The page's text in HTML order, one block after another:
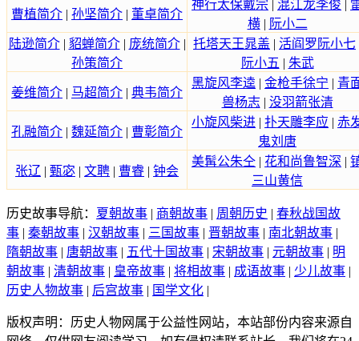
曹植简介 | 孙坚简介 | 董卓简介
神行太保戴宗 | 混江龙李俊 |
横| 阮小二
陆逊简介| 貂蝉简介| 庞统简介|
孙策简介
托塔天王晁盖 | 活阎罗阮小七
阮小五 | 朱武
姜维简介 | 马超简介 | 典韦简介
黑旋风李逵 | 金枪手徐宁 | 青
兽杨志| 没羽箭张清
孔融简介 | 魏延简介 | 曹彰简介
小旋风柴进 | 扑天雕李应 | 赤
鬼刘唐
张辽 | 甄宓 | 文聘 | 曹睿 | 钟会
美髯公朱仝 | 花和尚鲁智深 |
三山黄信
历史故事导航： 夏朝故事 | 商朝故事 | 周朝历史 | 春秋战国故
事 | 秦朝故事 | 汉朝故事 | 三国故事 | 晋朝故事 | 南北朝故事 |
隋朝故事 | 唐朝故事 | 五代十国故事 | 宋朝故事 | 元朝故事 | 明
朝故事 | 清朝故事 | 皇帝故事 | 将相故事 | 成语故事 | 少儿故事 |
历史人物故事 | 后宫故事 | 国学文化 |
版权声明：历史人物网属于公益性网站，本站部份内容来源自